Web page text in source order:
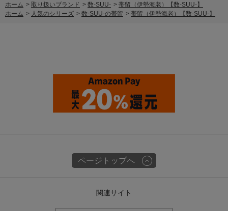
ホーム > 取り扱いブランド > 数-SUU- > 帯留（伊勢海老）【数-SUU-】
ホーム > 人気のシリーズ > 数-SUU-の帯留 > 帯留（伊勢海老）【数-SUU-】
ページトップへ
関連サイト